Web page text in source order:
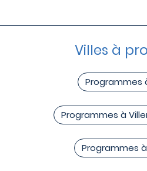
Villes à
Programmes
Programmes à
Programmes